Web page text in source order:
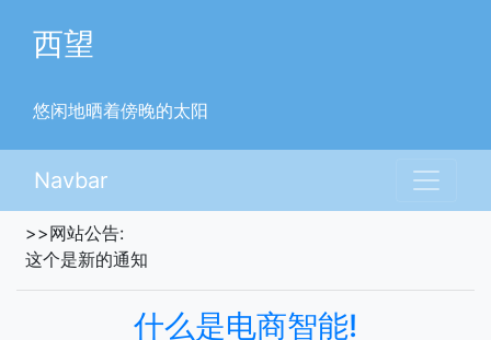
西望
悠闲地晒着傍晚的太阳
Navbar
>>网站公告:
这个是新的通知
什么是电商智能!